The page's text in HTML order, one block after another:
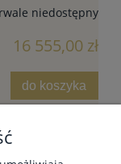
niedostępny
16 555,00 zł
do koszyka